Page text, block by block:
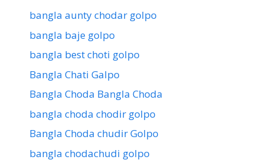
bangla aunty chodar golpo
bangla baje golpo
bangla best choti golpo
Bangla Chati Galpo
Bangla Choda Bangla Choda
bangla choda chodir golpo
Bangla Choda chudir Golpo
bangla chodachudi golpo